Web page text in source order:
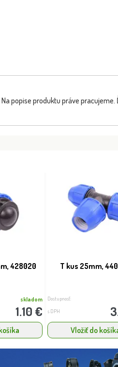
Na popise produktu práve
428020
skladom
1.10 €
T kus 25mm,
Dostupnosť:
s DPH
Vložiť do